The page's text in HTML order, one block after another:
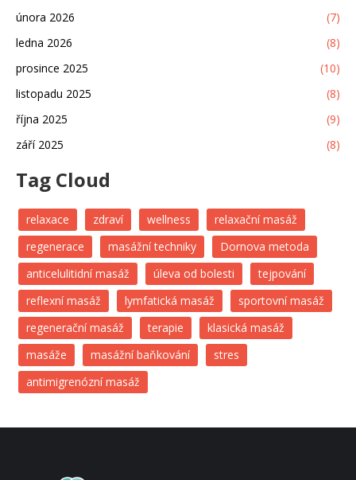
února 2026
(7)
ledna 2026
(8)
prosince 2025
(10)
listopadu 2025
(8)
října 2025
(9)
září 2025
(8)
Tag Cloud
relaxace zdraví wellness
relaxační masáž
regenerace
masážní techniky
Dornova metoda
anticelulitidní masáž
úleva od bolesti
tejpování
reflexní masáž
lymfatická masáž
sportovní masáž
regenerační masáž
terapie
klasická masáž
masáže
masážní baňkování
stres
antimigrenózní masáž